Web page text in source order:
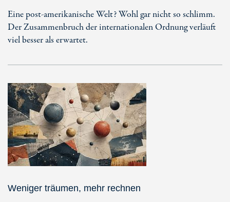
Eine post-amerikanische Welt? Wohl gar nicht so schlimm.
Der Zusammenbruch der internationalen Ordnung verläuft
viel besser als erwartet.
Weniger träumen, mehr rechnen